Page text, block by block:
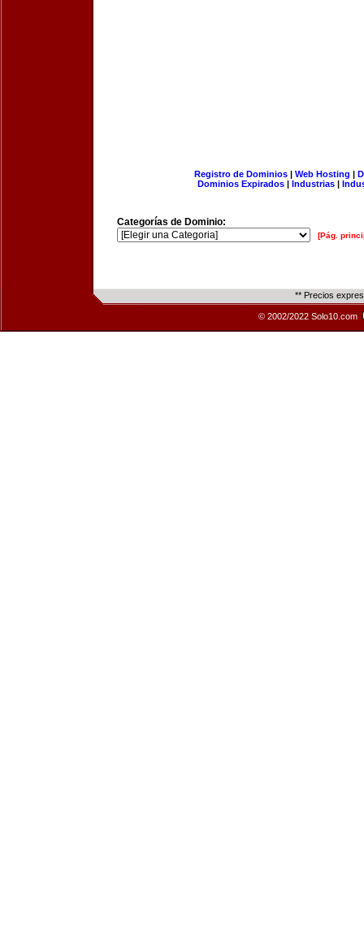
Registro de Dominios| Web Hosting |
Dominios Expirados | Industrias |
Categorías de Dominio:
[Pág.
** Precios
© 2002/2022 Solo10.com